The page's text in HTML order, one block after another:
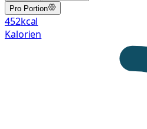
Pro Portion
452kcal
Kalorien